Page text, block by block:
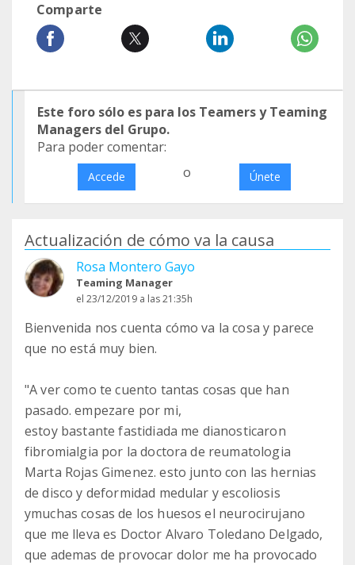
Comparte
Este foro sólo es para los Teamers y Teaming
Managers del Grupo.
Para poder comentar:
Accede o Únete
Actualización de cómo va la causa
Rosa Montero Gayo
Teaming Manager
el 23/12/2019 a las 21:35h
Bienvenida nos cuenta cómo va la cosa y parece
que no está muy bien.
"A ver como te cuento tantas cosas que han
pasado. empezare por mi,
estoy bastante fastidiada me dianosticaron
fibromialgia por la doctora de reumatologia
Marta Rojas Gimenez. esto junto con las hernias
de disco y deformidad medular y escoliosis
ymuchas cosas de los huesos el neurocirujano
que me lleva es Doctor Alvaro Toledano Delgado,
que ademas de provocar dolor me ha provocado